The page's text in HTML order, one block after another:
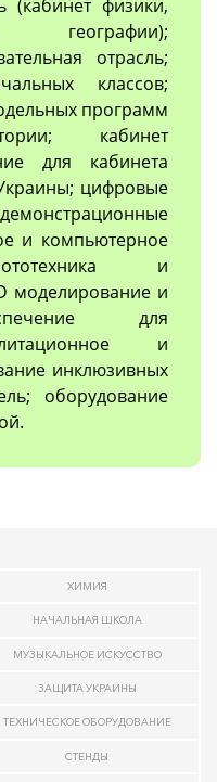
(кабинет физики,
географии);
отрасль;
классов;
программ
кабинет
для кабинета
цифровые
и компьютерное
и
моделирование и
для
и
инклюзивных
оборудование
ХИМИЯ
НАЧАЛЬНАЯ ШКОЛА
МУЗЫКАЛЬНОЕ ИСКУССТВО
ЗАЩИТА УКРАИНЫ
ТЕХНИЧЕСКОЕ ОБОРУДОВАНИЕ
СТЕНДЫ